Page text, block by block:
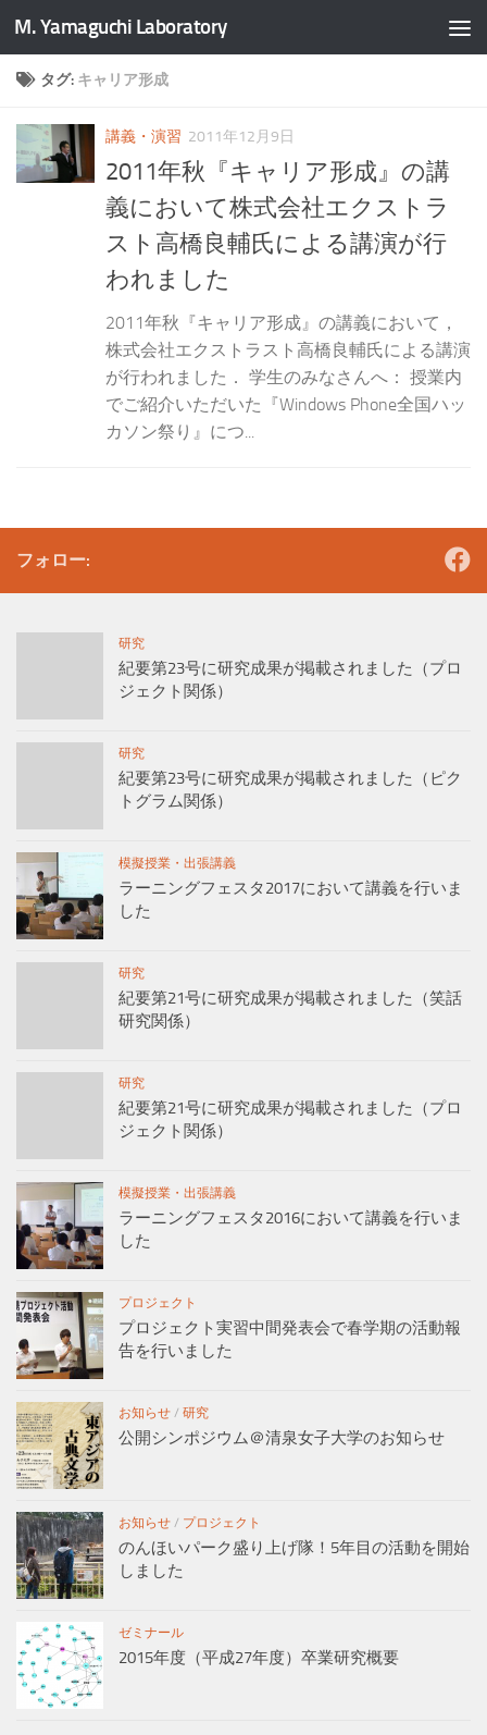
M. Yamaguchi Laboratory
タグ: キャリア形成
講義・演習 2011年12月9日
2011年秋『キャリア形成』の講
義において株式会社エクストラ
スト高橋良輔氏による講演が行
われました
2011年秋『キャリア形成』の講義において，
株式会社エクストラスト高橋良輔氏による講演
が行われました． 学生のみなさんへ： 授業内
でご紹介いただいた『Windows Phone全国ハッ
カソン祭り』につ...
フォロー:
研究
紀要第23号に研究成果が掲載されました（プロ
ジェクト関係）
研究
紀要第23号に研究成果が掲載されました（ピク
トグラム関係）
模擬授業・出張講義
ラーニングフェスタ2017において講義を行いま
した
研究
紀要第21号に研究成果が掲載されました（笑話
研究関係）
研究
紀要第21号に研究成果が掲載されました（プロ
ジェクト関係）
模擬授業・出張講義
ラーニングフェスタ2016において講義を行いま
した
プロジェクト
プロジェクト実習中間発表会で春学期の活動報
告を行いました
お知らせ / 研究
公開シンポジウム＠清泉女子大学のお知らせ
お知らせ / プロジェクト
のんほいパーク盛り上げ隊！5年目の活動を開始
しました
ゼミナール
2015年度（平成27年度）卒業研究概要